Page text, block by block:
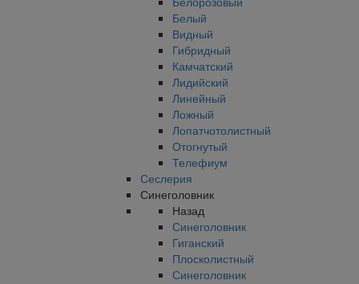
Белый
Видный
Гибридный
Камчатский
Лидийский
Линейный
Ложный
Лопатчотолистный
Отогнутый
Телефиум
Сеслерия
Синеголовник
Назад
Синеголовник
Гиганский
Плосколистный
Синеголовник